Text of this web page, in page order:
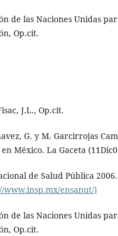
de las Naciones Unidas
Op.cit.
J.L., Op.cit.
G. y M. Garcirrojas
México. La Gaceta
de Salud Pública
www.insp.mx/ensanut/)
de las Naciones Unidas
Op.cit.